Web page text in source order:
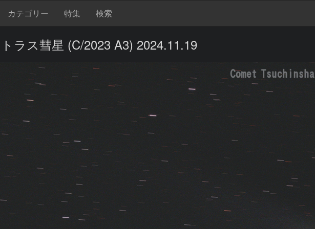
カテゴリー 特集 検索
ラス彗星 (C/2023 A3) 2024.11.19